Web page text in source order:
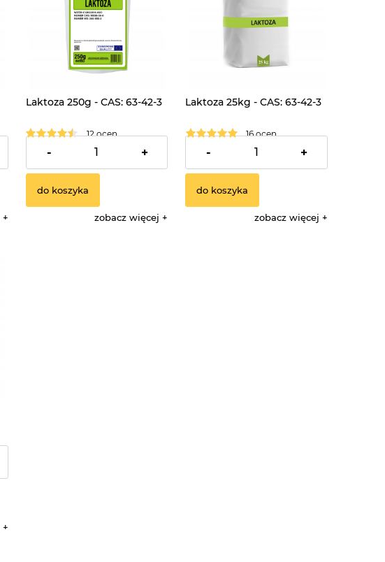
Laktoza 250g - CAS: 63-42-3
12 ocen
8,90 zł
- +
do koszyka
zobacz więcej
Laktoza 25kg - CAS: 63-42-3
16 ocen
239,90 zł
- +
do koszyka
zobacz więcej